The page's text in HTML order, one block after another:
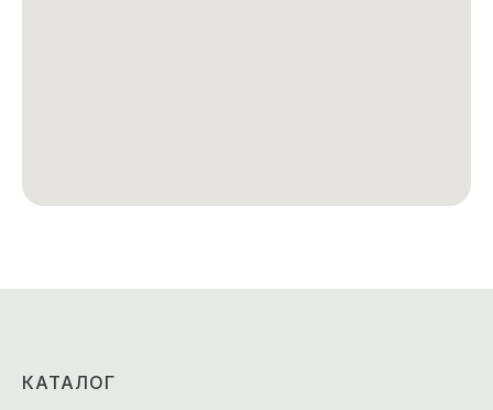
КАТАЛОГ